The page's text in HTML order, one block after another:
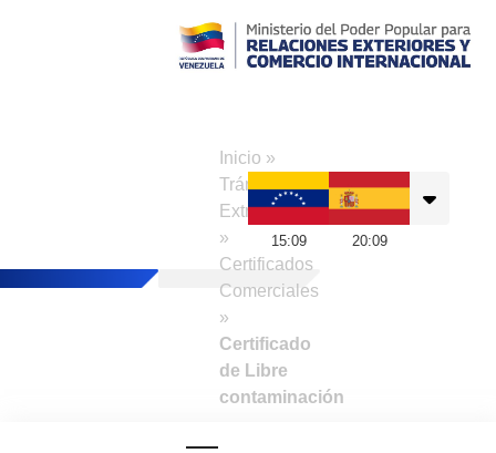
Inicio »
Trámites a
Extranjeros
»
Certificados
Comerciales
»
Certificado
de Libre
contaminación
15:09 20:09